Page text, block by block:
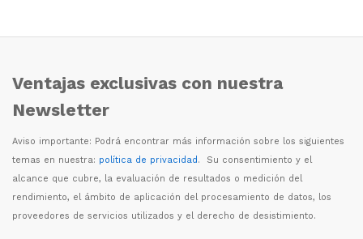
Ventajas exclusivas con nuestra
Newsletter
Aviso importante: Podrá encontrar más información sobre los siguientes
temas en nuestra: política de privacidad. Su consentimiento y el
alcance que cubre, la evaluación de resultados o medición del
rendimiento, el ámbito de aplicación del procesamiento de datos, los
proveedores de servicios utilizados y el derecho de desistimiento.